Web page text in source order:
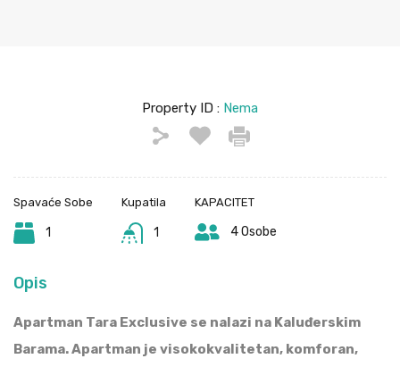
Property ID : Nema
Spavaće Sobe
1
Kupatila
1
KAPACITET
4 Osobe
Opis
Apartman Tara Exclusive se nalazi na Kaluđerskim
Barama. Apartman je visokokvalitetan, komforan,